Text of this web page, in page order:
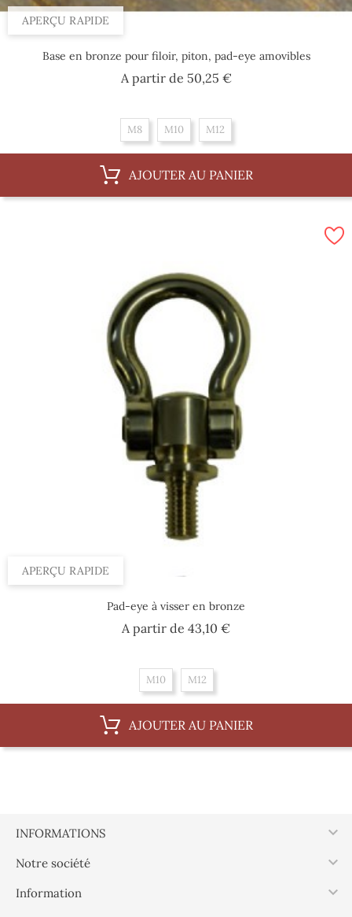
APERÇU RAPIDE
Base en bronze pour filoir, piton, pad-eye amovibles
A partir de 50,25 €Prix
M8 M10 M12
AJOUTER AU PANIER
APERÇU RAPIDE
Pad-eye à visser en bronze
A partir de 43,10 €Prix
M10 M12
AJOUTER AU PANIER
INFORMATIONS 
Notre société 
Information 